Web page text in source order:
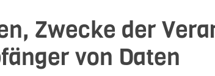
Zwecke der
von Daten